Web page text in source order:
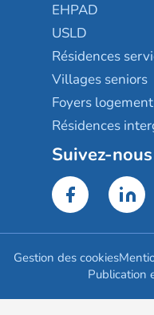
EHPAD
USLD
Résidences
Villages seniors
Foyers
Résidences
Suivez-nous
Gestion des cookies
Publication